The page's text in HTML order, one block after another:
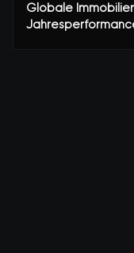
Globale